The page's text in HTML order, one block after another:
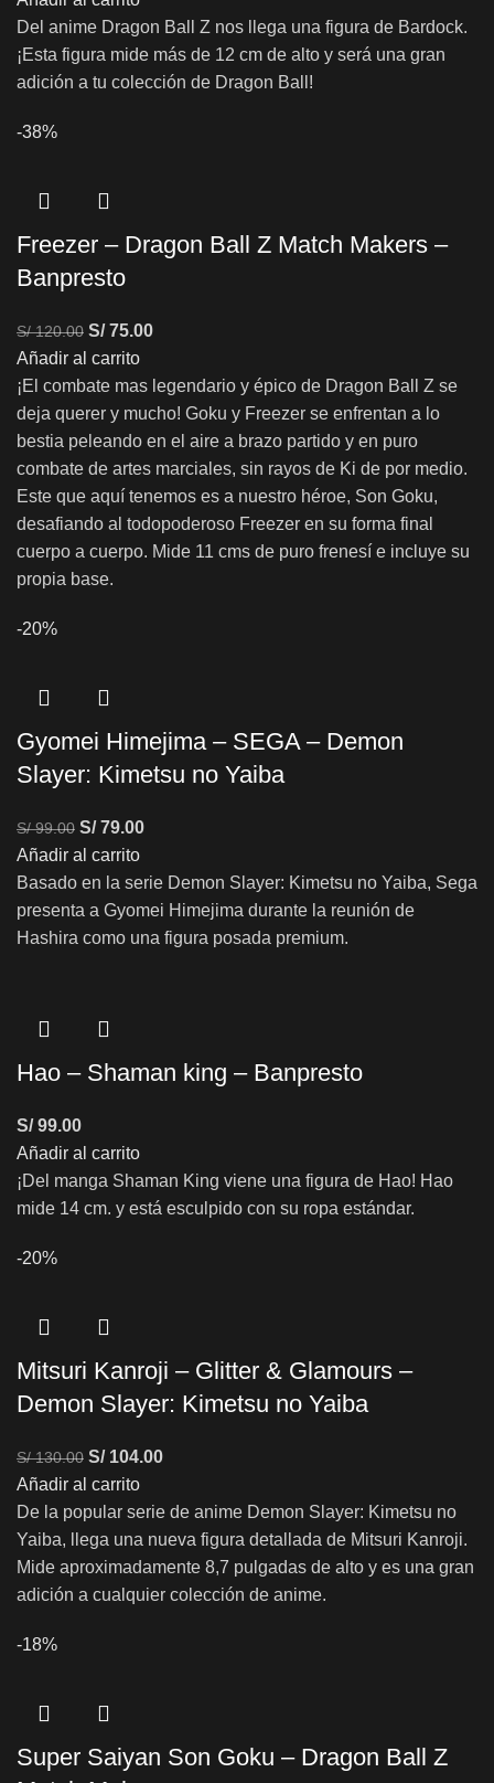
Del anime Dragon Ball Z nos llega una figura de Bardock.
¡Esta figura mide más de 12 cm de alto y será una gran
adición a tu colección de Dragon Ball!
-38%
Freezer – Dragon Ball Z Match Makers –
Banpresto
S/120.00 S/75.00
Añadir al carrito
¡El combate mas legendario y épico de Dragon Ball Z se
deja querer y mucho! Goku y Freezer se enfrentan a lo
bestia peleando en el aire a brazo partido y en puro
combate de artes marciales, sin rayos de Ki de por medio.
Este que aquí tenemos es a nuestro héroe, Son Goku,
desafiando al todopoderoso Freezer en su forma final
cuerpo a cuerpo. Mide 11 cms de puro frenesí e incluye su
propia base.
-20%
Gyomei Himejima – SEGA – Demon
Slayer: Kimetsu no Yaiba
S/99.00 S/79.00
Añadir al carrito
Basado en la serie Demon Slayer: Kimetsu no Yaiba, Sega
presenta a Gyomei Himejima durante la reunión de
Hashira como una figura posada premium.
Hao – Shaman king – Banpresto
S/99.00
Añadir al carrito
¡Del manga Shaman King viene una figura de Hao! Hao
mide 14 cm. y está esculpido con su ropa estándar.
-20%
Mitsuri Kanroji – Glitter & Glamours –
Demon Slayer: Kimetsu no Yaiba
S/130.00 S/104.00
Añadir al carrito
De la popular serie de anime Demon Slayer: Kimetsu no
Yaiba, llega una nueva figura detallada de Mitsuri Kanroji.
Mide aproximadamente 8,7 pulgadas de alto y es una gran
adición a cualquier colección de anime.
-18%
Super Saiyan Son Goku – Dragon Ball Z